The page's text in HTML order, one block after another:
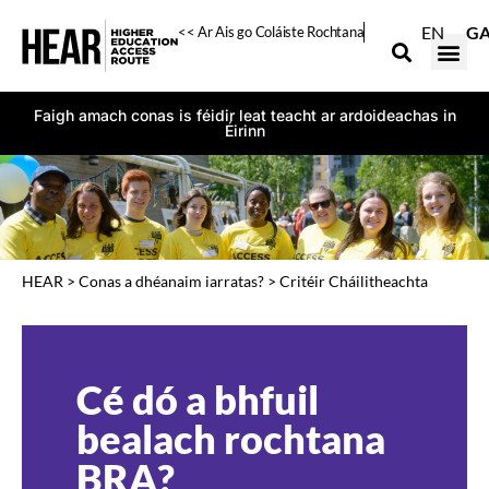
<< Ar Ais go Coláiste Rochtana EN
Faigh amach conas is féidir leat teacht ar ardoideachas in
Éirinn
HEAR > Conas a dhéanaim iarratas? > Critéir Cháilitheachta
Cé dó a bhfuil
bealach rochtana
BRA?